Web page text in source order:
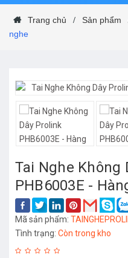
Trang chủ / Sản phẩm
nghe
Tai Nghe Không
PHB6003E -
Mã sản phẩm:
Tình trạng: Còn trong kho